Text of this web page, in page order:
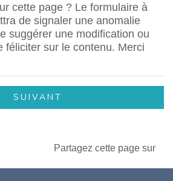
cette page ? Le formulaire à
de signaler une anomalie
suggérer une modification ou
féliciter sur le contenu. Merci
Partagez cette page sur